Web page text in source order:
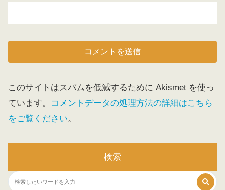
このサイトはスパムを低減するために Akismet を使っ
ています。
コメントデータの処理方法の詳細はこちら
をご覧ください。
検索